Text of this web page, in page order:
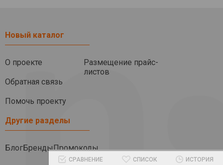
Новый каталог
О проекте
Обратная связь
Помочь проекту
Размещение прайс-
листов
Другие разделы
БлогБрендыПромокоды
СРАВНЕНИЕ СПИСОК ИСТОРИЯ